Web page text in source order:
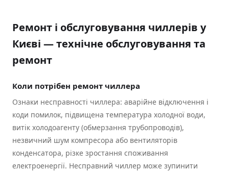
Ремонт і обслуговування чиллерів у
Києві — технічне обслуговування та
ремонт
Коли потрібен ремонт чиллера
Ознаки несправності чиллера: аварійне відключення і
коди помилок, підвищена температура холодної води,
витік холодоагенту (обмерзання трубопроводів),
незвичний шум компресора або вентиляторів
конденсатора, різке зростання споживання
електроенергії. Несправний чиллер може зупинити